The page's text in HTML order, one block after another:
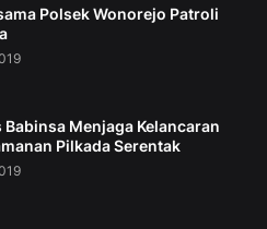
Polsek Wonorejo Patroli
Babinsa Menjaga Kelancaran
Pilkada Serentak